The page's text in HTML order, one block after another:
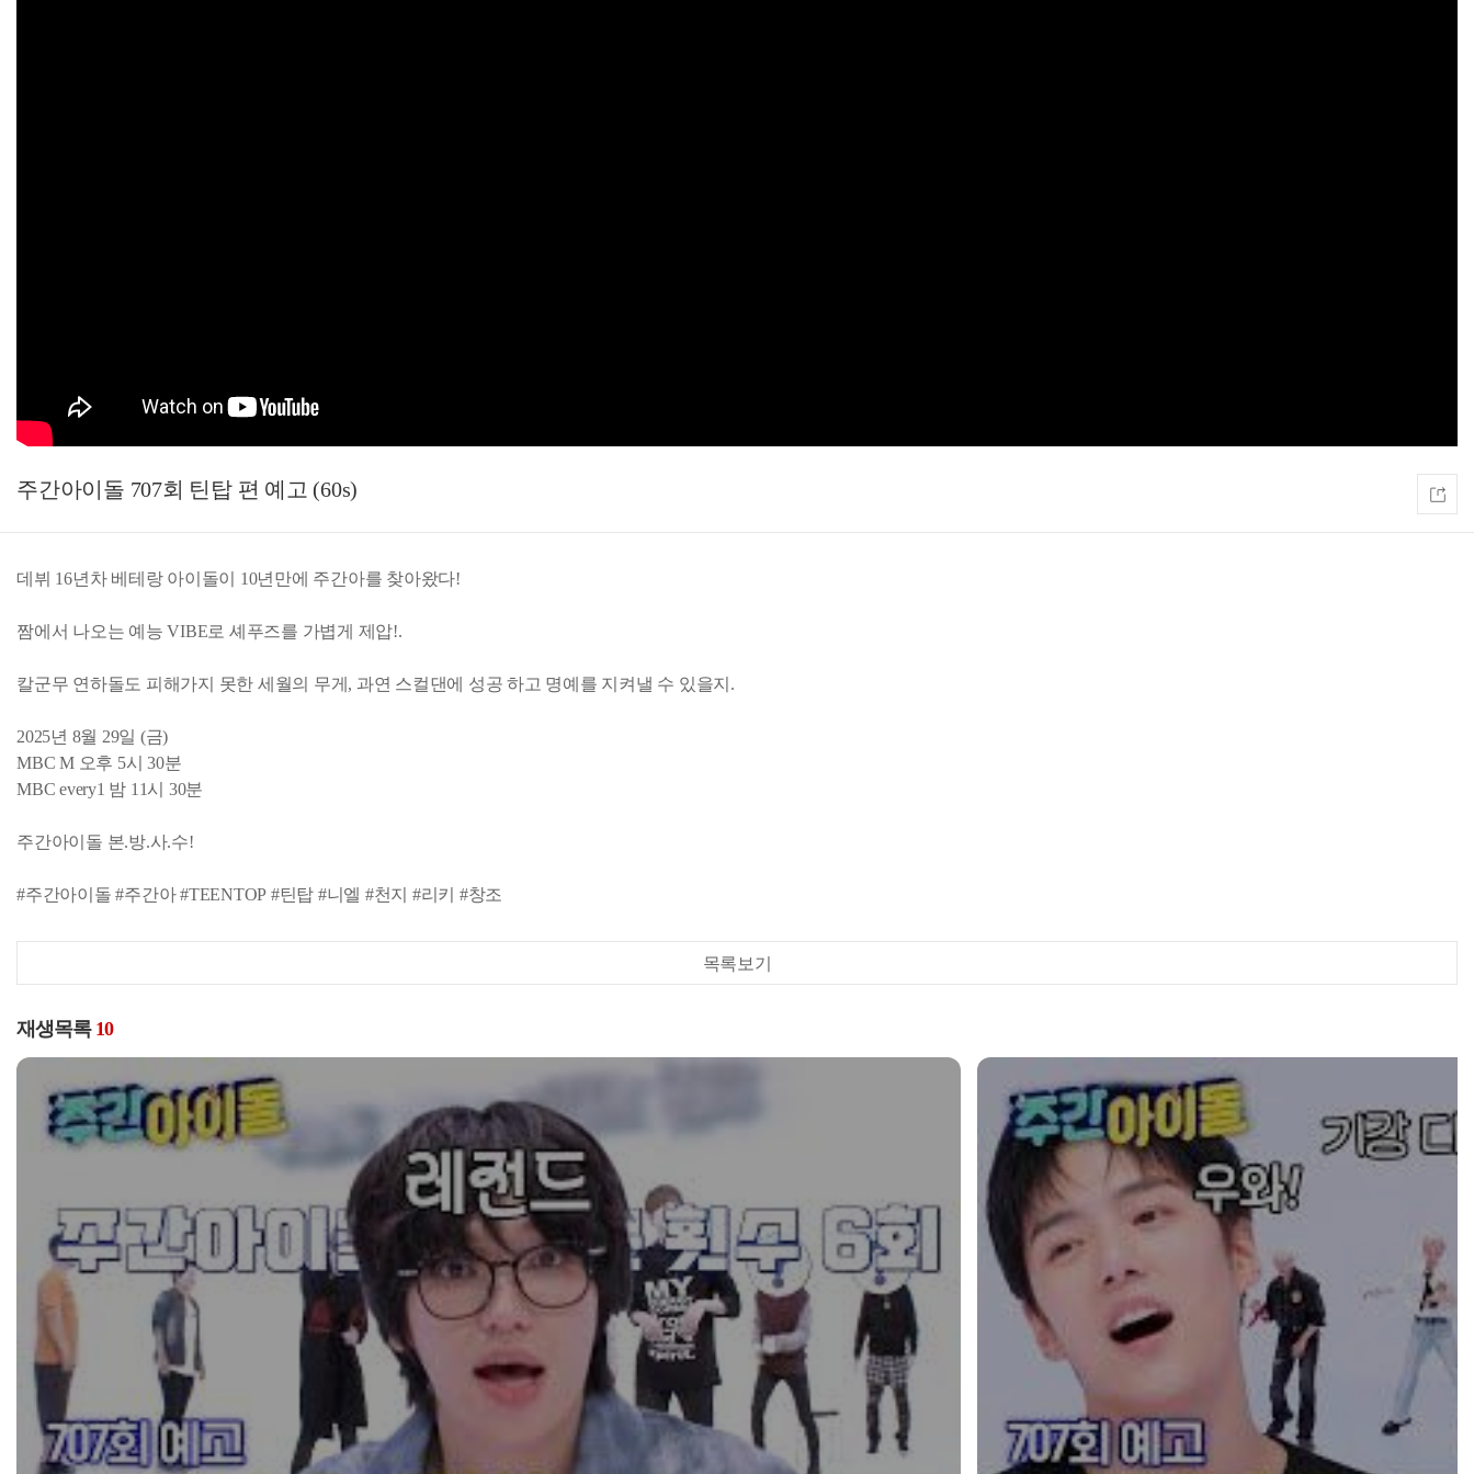
주간아이돌 707회 틴탑 편 예고 (60s)
데뷔 16년차 베테랑 아이돌이 10년만에 주간아를 찾아왔다!
짬에서 나오는 예능 VIBE로 셰푸즈를 가볍게 제압!.
칼군무 연하돌도 피해가지 못한 세월의 무게, 과연 스컬댄에 성공 하고 명예를 지켜낼 수 있을지.
2025년 8월 29일 (금)
MBC M 오후 5시 30분
MBC every1 밤 11시 30분
주간아이돌 본.방.사.수!
#주간아이돌 #주간아 #TEENTOP #틴탑 #니엘 #천지 #리키 #창조
목록보기
재생목록 10